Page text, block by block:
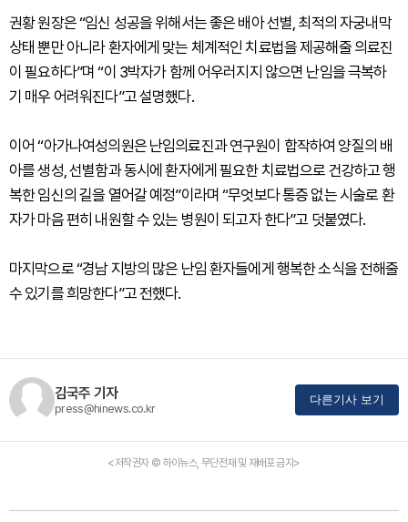
권황 원장은 “임신 성공을 위해서는 좋은 배아 선별, 최적의 자궁내막
상태 뿐만 아니라 환자에게 맞는 체계적인 치료법을 제공해줄 의료진
이 필요하다”며 “이 3박자가 함께 어우러지지 않으면 난임을 극복하
기 매우 어려워진다”고 설명했다.
이어 “아가나여성의원은 난임의료진과 연구원이 합작하여 양질의 배
아를 생성, 선별함과 동시에 환자에게 필요한 치료법으로 건강하고 행
복한 임신의 길을 열어갈 예정”이라며 “무엇보다 통증 없는 시술로 환
자가 마음 편히 내원할 수 있는 병원이 되고자 한다”고 덧붙였다.
마지막으로 “경남 지방의 많은 난임 환자들에게 행복한 소식을 전해줄
수 있기를 희망한다”고 전했다.
김국주 기자
press@hinews.co.kr
다른기사 보기
<저작권자 © 하이뉴스, 무단전재 및 재배포 금지>